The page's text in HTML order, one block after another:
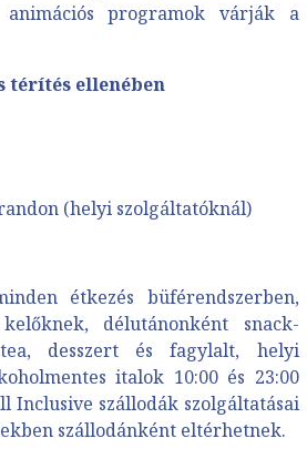
animációs programok várják a
térítés ellenében
(helyi szolgáltatóknál)
étkezés büférendszerben,
délutánonként snack-
desszert és fagylalt, helyi
italok 10:00 és 23:00
Inclusive szállodák szolgáltatásai
szállodánként eltérhetnek.